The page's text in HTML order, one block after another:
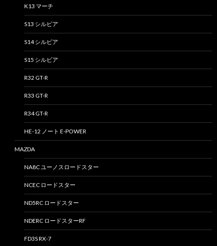
K13 マーチ
S13 シルビア
S14 シルビア
S15 シルビア
R32 GT-R
R33 GT-R
R34 GT-R
HE-12 ノート E-POWER
MAZDA
NA8C ユーノスロードスター
NCEC ロードスター
ND5RC ロードスター
NDERC ロードスターRF
FD3S RX-7